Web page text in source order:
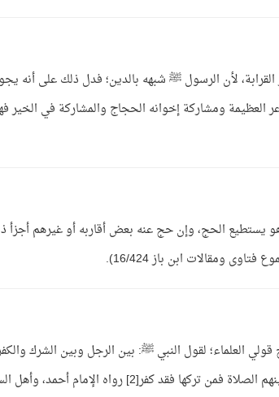
لأن الرسول ﷺ شبهه بالدين؛ فدل ذلك على أنه
العظيمة ومشاركة إخوانه الحجاج والمشاركة في الخير
يستطيع الحج، وإن حج عنه بعض أقاربه أو غيرهم أجزأ
العلماء؛ لقول النبي ﷺ: بين الرجل وبين الشرك
ترك الصلاة رواه مسلم في صحيحه[1]، وقوله ﷺ:العهد الذي بيننا وبينهم الصلاة فمن تركها فقد كفر[2] رواه الإمام